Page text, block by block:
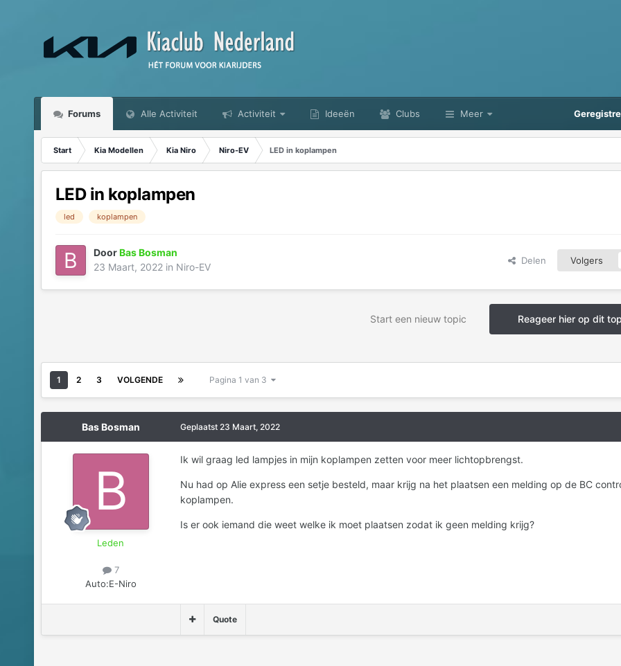
Forums Alle Activiteit Activiteit Ideeën Clubs Meer
Start Kia Modellen Kia Niro Niro-EV LED in koplampen
LED in koplampen
led koplampen
DoorBas Bosman
23 Maart, 2022in Niro-EV
Delen Volgers
Reageer hier op dit
Start een nieuw topic
1 2 3 VOLGENDE Pagina 1 van 3
Bas Bosman
Leden
7
Auto:E-Niro
Geplaatst 23 Maart, 2022
Ik wil graag led lampjes in mijn koplampen zetten voor meer lichtopbrengst.
Nu had op Alie express een setje besteld, maar krijg na het plaatsen een melding op de BC
koplampen.
Is er ook iemand die weet welke ik moet plaatsen zodat ik geen melding krijg?
Quote